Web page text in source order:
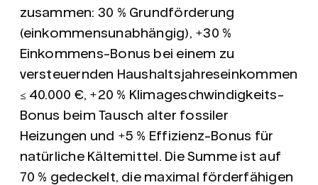
zusammen: 30 % Grundförderung
(einkommensunabhängig), +30 %
Einkommens-Bonus bei einem zu
versteuernden Haushaltsjahreseinkommen
≤ 40.000 €, +20 % Klimageschwindigkeits-
Bonus beim Tausch alter fossiler
Heizungen und +5 % Effizienz-Bonus für
natürliche Kältemittel. Die Summe ist auf
70 % gedeckelt, die maximal förderfähigen